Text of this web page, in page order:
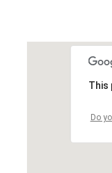
This
Do